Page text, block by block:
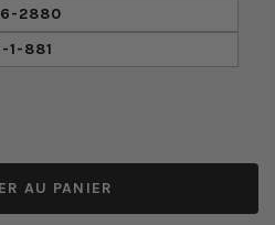
2880
1-881
AU PANIER